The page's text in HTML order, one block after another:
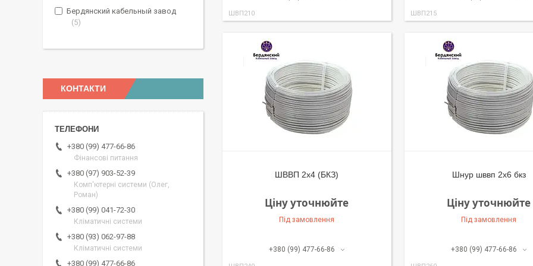
ШВП210 ШВП215
ШВВП 2х4 (БКЗ)
Ціну уточнюйте
Під замовлення
+380 (99) 477-66-86
Шнур шввп 2х6 бкз
Ціну уточнюйте
Під замовлення
+380 (99) 477-66-86
Бердянский кабельный завод
5
КОНТАКТИ
+380 (99) 477-66-86
Фінансові питання
+380 (97) 903-52-39
Комп'ютерні системи (Олег,
Роман)
+380 (99) 041-72-30
Кліматичні системи
+380 (93) 062-97-88
Кліматичні системи
+380 (99) 477-66-86